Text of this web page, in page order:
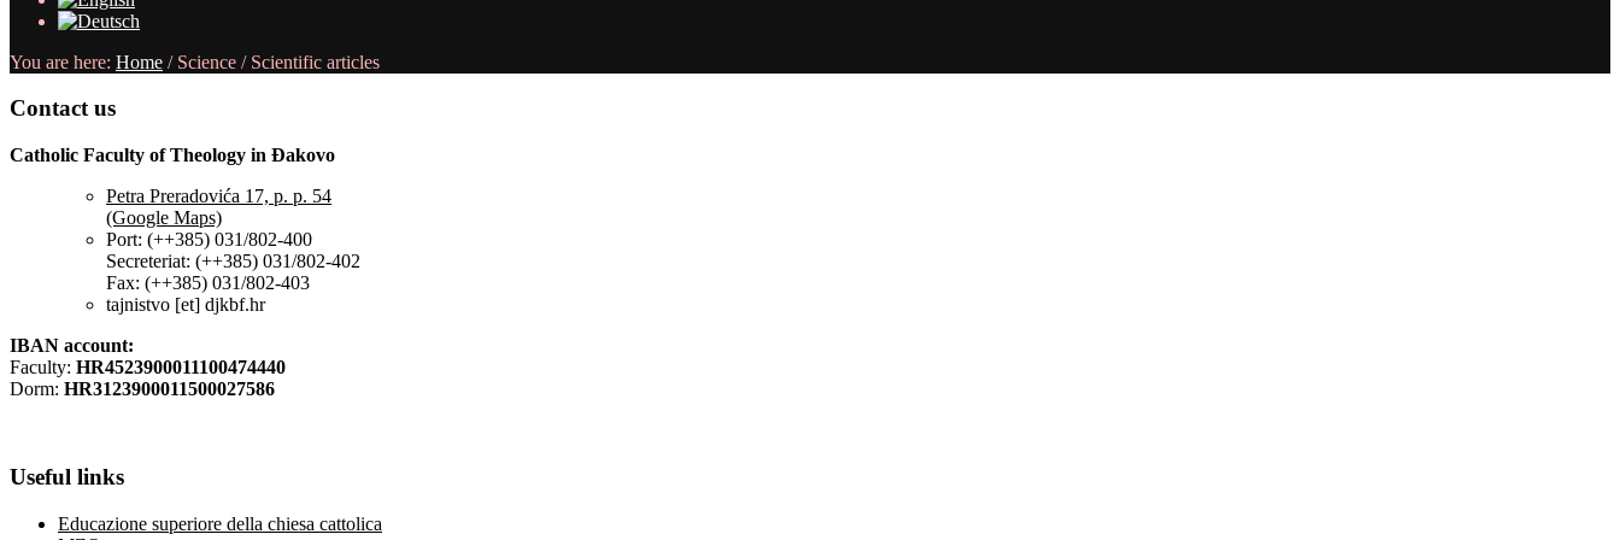
You are here: Home / Science / Scientific articles
Contactus
Catholic Faculty of Theology in Đakovo
Petra Preradovića 17, p. p. 54
(Google Maps)
Port: (++385) 031/802-400
Secreteriat: (++385) 031/802-402
Fax: (++385) 031/802-403
tajnistvo [et] djkbf.hr
IBAN account:
Faculty: HR4523900011100474440
Dorm: HR3123900011500027586
Useful links
Educazione superiore della chiesa cattolica